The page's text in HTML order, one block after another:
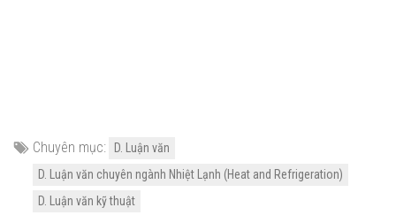
Chuyên mục:
D. Luận văn
D. Luận văn chuyên ngành Nhiệt Lạnh (Heat and Refrigeration)
D. Luận văn kỹ thuật